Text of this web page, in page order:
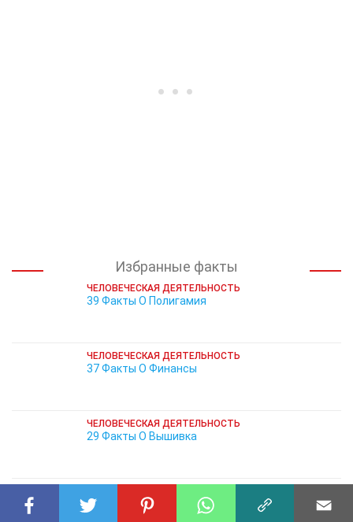
Избранные факты
ЧЕЛОВЕЧЕСКАЯ ДЕЯТЕЛЬНОСТЬ
39 Факты О Полигамия
ЧЕЛОВЕЧЕСКАЯ ДЕЯТЕЛЬНОСТЬ
37 Факты О Финансы
ЧЕЛОВЕЧЕСКАЯ ДЕЯТЕЛЬНОСТЬ
29 Факты О Вышивка
29 Факты О Медицина